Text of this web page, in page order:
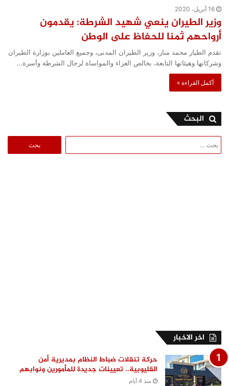
16 أبريل، 2020
وزير الطيران ينعي شهيد الشرطة: يقدمون
أرواحهم ثمنا للحفاظ على الوطن
تقدم الطيار محمد منار، وزير الطيران المدنى، وجميع العاملين بوزارة الطيران
وشركاتها وهيئاتها التابعة، بخالص العزاء والمواساة لرجال الشرطة وأسرة…
أكمل القراءة »
البحث
عن:
اخر الاخبار
حركة تنقلات ضباط النظام بمديرية أمن
القليوبية.. تعيينات جديدة للمأمورين ونوابهم
منذ 4 أيام